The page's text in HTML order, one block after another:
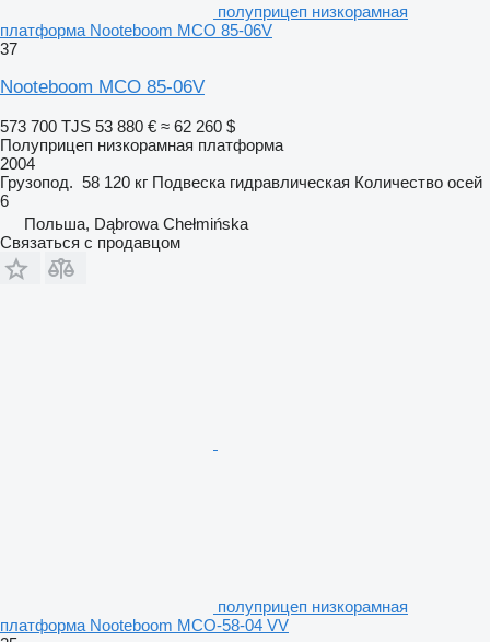
полуприцеп низкорамная
платформа Nooteboom MCO 85-06V
37
Nooteboom MCO 85-06V
573 700 TJS 53 880 € ≈ 62 260 $
Полуприцеп низкорамная платформа
2004
Грузопод. 58 120 кг Подвеска гидравлическая Количество осей
6
Польша, Dąbrowa Chełmińska
Связаться с продавцом
полуприцеп низкорамная
платформа Nooteboom MCO-58-04 VV